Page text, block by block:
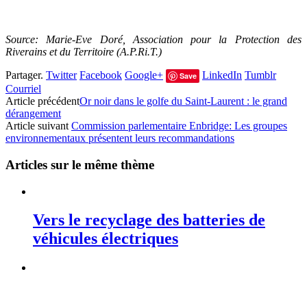
Source: Marie-Eve Doré, Association pour la Protection des
Riverains et du Territoire (A.P.Ri.T.)
Partager. Twitter Facebook Google+ Save LinkedIn Tumblr
Courriel
Article précédentOr noir dans le golfe du Saint-Laurent : le grand
dérangement
Article suivant Commission parlementaire Enbridge: Les groupes
environnementaux présentent leurs recommandations
Articles sur le même thème
Vers le recyclage des batteries de
véhicules électriques